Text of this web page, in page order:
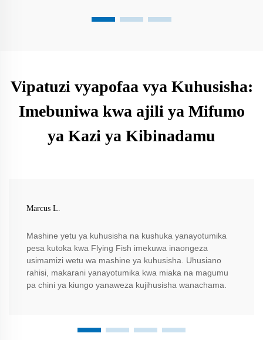
Vipatuzi vyapofaa vya Kuhusisha:
Imebuniwa kwa ajili ya Mifumo
ya Kazi ya Kibinadamu
Marcus L.
Mashine yetu ya kuhusisha na kushuka yanayotumika
pesa kutoka kwa Flying Fish imekuwa inaongeza
usimamizi wetu wa mashine ya kuhusisha. Uhusiano
rahisi, makarani yanayotumika kwa miaka na magumu
pa chini ya kiungo yanaweza kujihusisha wanachama.